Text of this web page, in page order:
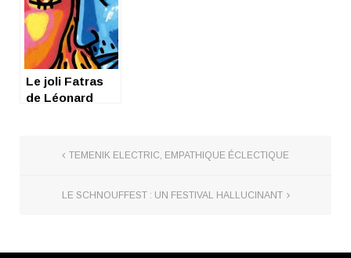
Le joli Fatras
de Léonard
TEMENIK ELECTRIC, EMPATHIQUE ÉCLECTIQUE
LE SCHNOUFFEST : UN FESTIVAL HALLUCINANT